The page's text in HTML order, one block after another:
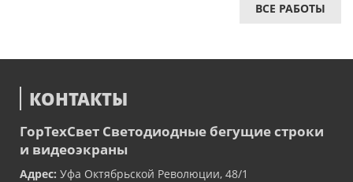
ВСЕ РАБОТЫ
КОНТАКТЫ
ГорТехСвет Светодиодные бегущие строки
и видеоэкраны
Адрес: Уфа Октябрьской Революции, 48/1